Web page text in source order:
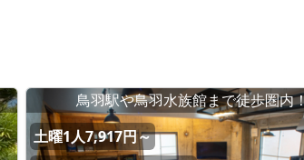
鳥羽駅や鳥羽水族館まで徒歩圏内
土曜1人7,917円～